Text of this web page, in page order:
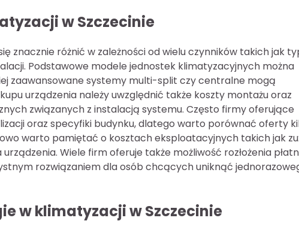
w Szczecinie
znacznie różnić w zależności od wielu czynników takich jak
Podstawowe modele jednostek klimatyzacyjnych można
zaawansowane systemy multi-split czy centralne mogą
urządzenia należy uwzględnić także koszty montażu oraz
związanych z instalacją systemu. Często firmy oferujące
oraz specyfiki budynku, dlatego warto porównać oferty
warto pamiętać o kosztach eksploatacyjnych takich jak
Wiele firm oferuje także możliwość rozłożenia
rozwiązaniem dla osób chcących uniknąć
w klimatyzacji w Szczecinie